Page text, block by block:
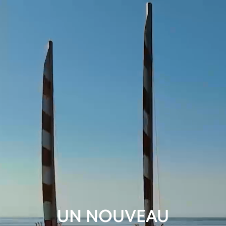
UN NOUVEAU